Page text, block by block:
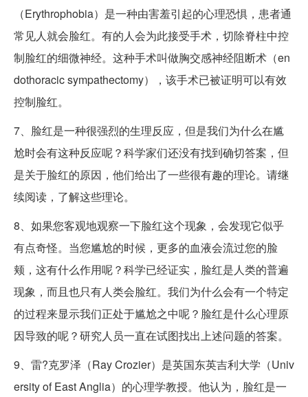
（Erythrophobia）是一种由害羞引起的心理恐惧，患者通
常见人就会脸红。有的人会为此接受手术，切除脊柱中控
制脸红的细微神经。这种手术叫做胸交感神经阻断术（en
dothoracic sympathectomy），该手术已被证明可以有效
控制脸红。
7、脸红是一种很强烈的生理反应，但是我们为什么在尴
尬时会有这种反应呢？科学家们还没有找到确切答案，但
是关于脸红的原因，他们给出了一些很有趣的理论。请继
续阅读，了解这些理论。
8、如果您客观地观察一下脸红这个现象，会发现它似乎
有点奇怪。当您尴尬的时候，更多的血液会流过您的脸
颊，这有什么作用呢？科学已经证实，脸红是人类的普遍
现象，而且也只有人类会脸红。我们为什么会有一个特定
的过程来显示我们正处于尴尬之中呢？脸红是什么心理原
因导致的呢？研究人员一直在试图找出上述问题的答案。
9、雷?克罗泽（Ray Crozier）是英国东英吉利大学（Univ
ersity of East Anglia）的心理学教授。他认为，脸红是一